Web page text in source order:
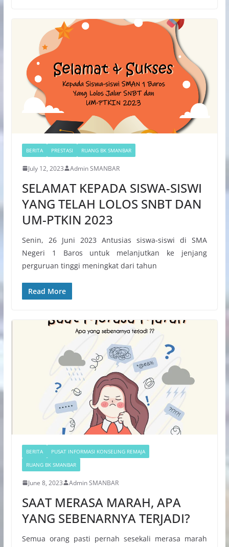
BERITA PRESTASI RUANG BK SMANBAR
July 12, 2023 Admin SMANBAR
SELAMAT KEPADA SISWA-SISWI
YANG TELAH LOLOS SNBT DAN
UM-PTKIN 2023
Senin, 26 Juni 2023 Antusias siswa-siswi di SMA
Negeri 1 Baros untuk melanjutkan ke jenjang
perguruan tinggi meningkat dari tahun
Read More
BERITA
PUSAT INFORMASI KONSELING REMAJA
RUANG BK SMANBAR
June 8, 2023 Admin SMANBAR
SAAT MERASA MARAH, APA
YANG SEBENARNYA TERJADI?
Semua orang pasti pernah sesekali merasa marah